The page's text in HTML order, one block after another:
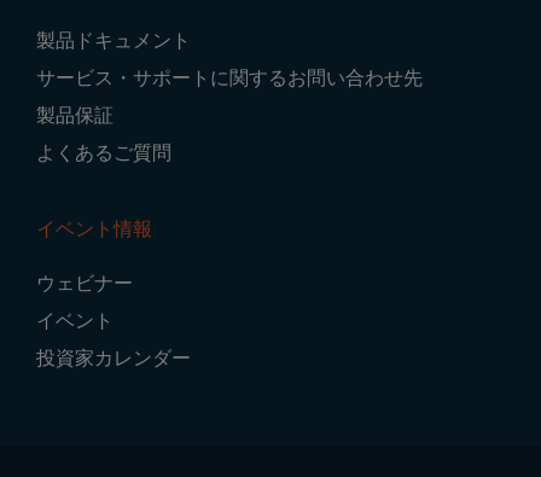
製品ドキュメント
サービス・サポートに関するお問い合わせ先
製品保証
よくあるご質問
イベント情報
ウェビナー
イベント
投資家カレンダー